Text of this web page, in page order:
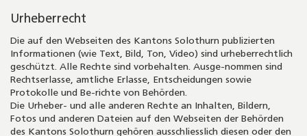
Urheberrecht
Die auf den Webseiten des Kantons Solothurn publizierten
Informationen (wie Text, Bild, Ton, Video) sind urheberrechtlich
geschützt. Alle Rechte sind vorbehalten. Ausge-nommen sind
Rechtserlasse, amtliche Erlasse, Entscheidungen sowie
Protokolle und Be-richte von Behörden.
Die Urheber- und alle anderen Rechte an Inhalten, Bildern,
Fotos und anderen Dateien auf den Webseiten der Behörden
des Kantons Solothurn gehören ausschliesslich diesen oder den